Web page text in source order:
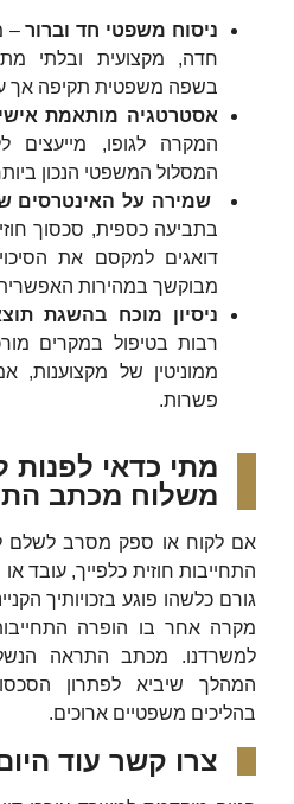
ניסוח משפטי חד וברור–
חדה, מקצועית ובלתי
בשפה משפטית תקיפה אך
אסטרטגיה מותאמת
המקרה לגופו, מייעצים
המסלול המשפטי הנכון
שמירה על האינטרסים
בתביעה כספית, סכסוך
דואגים למקסם את
מבוקשך במהירות
ניסיון מוכח בהשגת
רבות בטיפול במקרים
ממוניטין של מקצוענות,
פשרות.‏
מתי כדאי לפנות
משלוח מכתב
‏אם לקוח או ספק מסרב לשלם
התחייבות חוזית כלפייך,‏ ‏עובד
‏גורם כלשהו פוגע בזכויותיך
מקרה אחר בו הופרה
למשרדנו. מכתב התראה
המהלך שיביא לפתרון
בהליכים משפטיים ארוכים.‏
צרו קשר עוד